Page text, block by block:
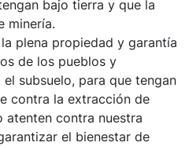
bajo tierra y que la
minería.
plena propiedad y garantía
de los pueblos y
subsuelo, para que tengan
contra la extracción de
atenten contra nuestra
el bienestar de